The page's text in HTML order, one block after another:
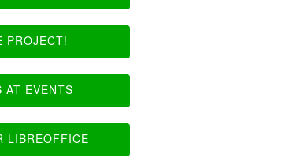
PROJECT!
AT EVENTS
LIBREOFFICE